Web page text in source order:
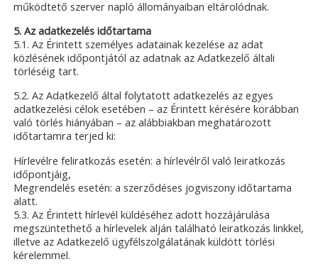
működtető szerver napló állományaiban eltárolódnak.
5. Az adatkezelés időtartama
5.1. Az Érintett személyes adatainak kezelése az adat
közlésének időpontjától az adatnak az Adatkezelő általi
törléséig tart.
5.2. Az Adatkezelő által folytatott adatkezelés az egyes
adatkezelési célok esetében – az Érintett kérésére korábban
való törlés hiányában – az alábbiakban meghatározott
időtartamra terjed ki:
Hírlevélre feliratkozás esetén: a hírlevélről való leiratkozás
időpontjáig,
Megrendelés esetén: a szerződéses jogviszony időtartama
alatt.
5.3. Az Érintett hírlevél küldéséhez adott hozzájárulása
megszüntethető a hírlevelek alján található leiratkozás linkkel,
illetve az Adatkezelő ügyfélszolgálatának küldött törlési
kérelemmel.